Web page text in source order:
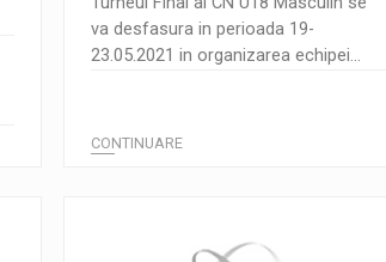
va desfasura in perioada 19-
23.05.2021 in organizarea echipei...
CONTINUARE